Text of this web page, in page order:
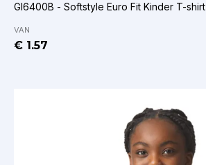
GI6400B - Softstyle Euro Fit Kinder T-shirt
VAN
€ 1.57